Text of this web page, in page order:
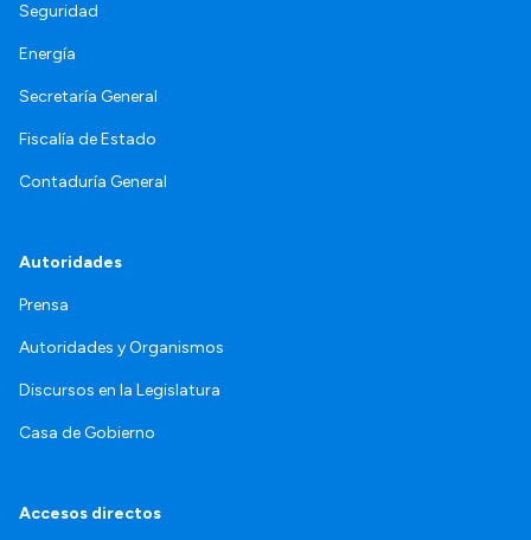
Seguridad
Energía
Secretaría General
Fiscalía de Estado
Contaduría General
Autoridades
Prensa
Autoridades y Organismos
Discursos en la Legislatura
Casa de Gobierno
Accesos directos